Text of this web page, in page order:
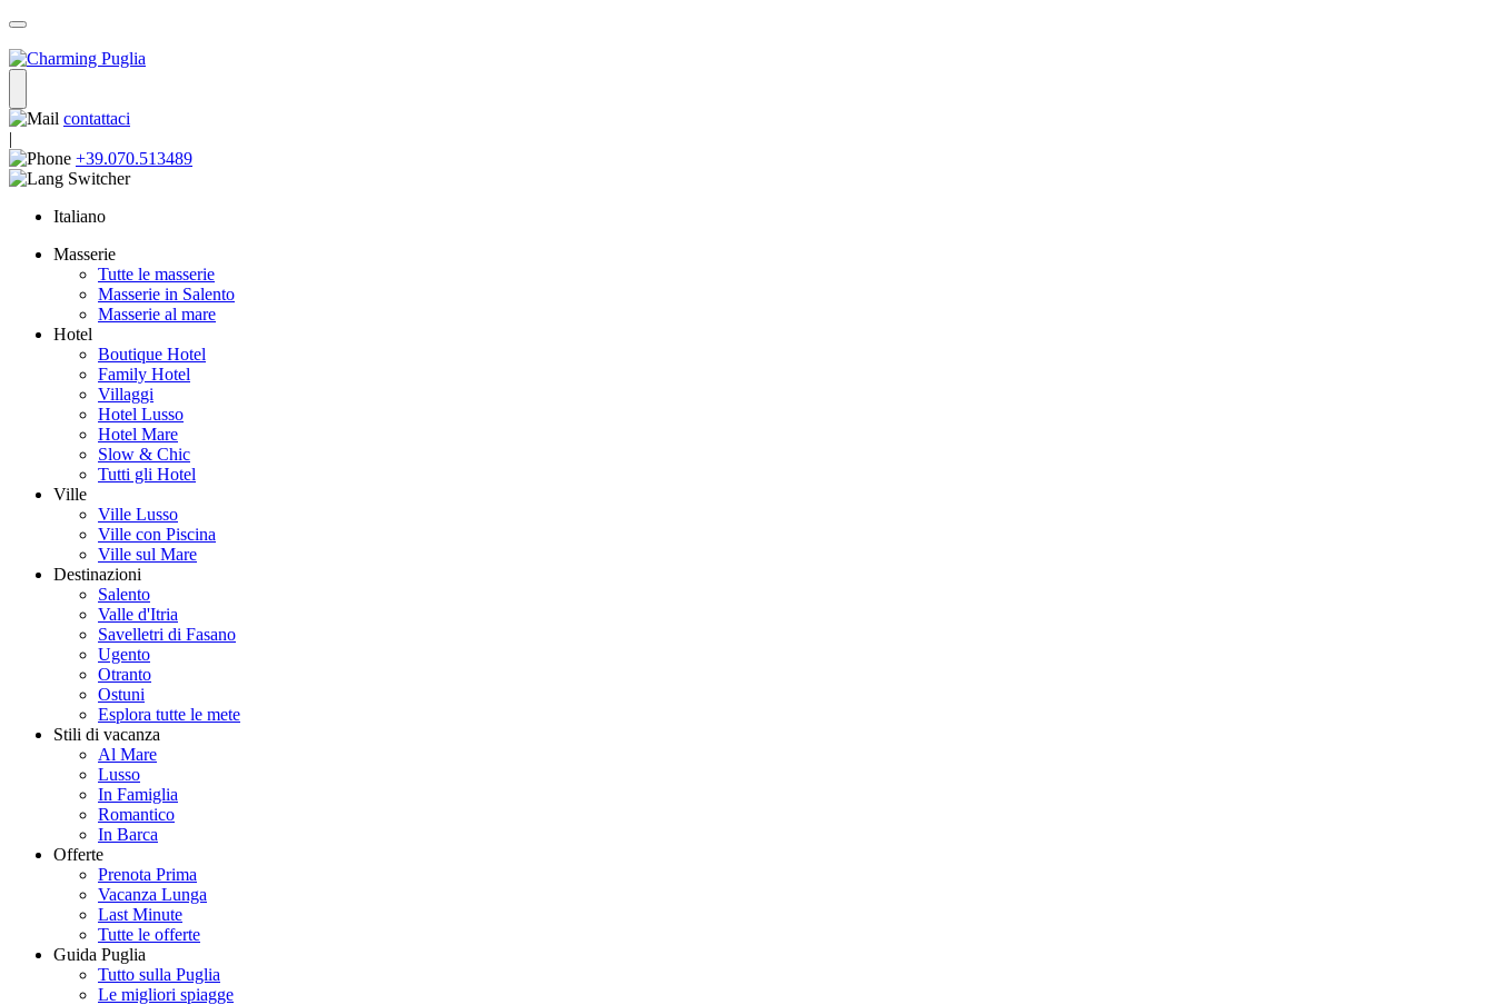
contattaci
|
+39.070.513489
Italiano
Masserie
Tutte le masserie
Masserie in Salento
Masserie al mare
Hotel
Boutique Hotel
Family Hotel
Villaggi
Hotel Lusso
Hotel Mare
Slow & Chic
Tutti gli Hotel
Ville
Ville Lusso
Ville con Piscina
Ville sul Mare
Destinazioni
Salento
Valle d'Itria
Savelletri di Fasano
Ugento
Otranto
Ostuni
Esplora tutte le mete
Stili di vacanza
Al Mare
Lusso
In Famiglia
Romantico
In Barca
Offerte
Prenota Prima
Vacanza Lunga
Last Minute
Tutte le offerte
Guida Puglia
Tutto sulla Puglia
Le migliori spiagge